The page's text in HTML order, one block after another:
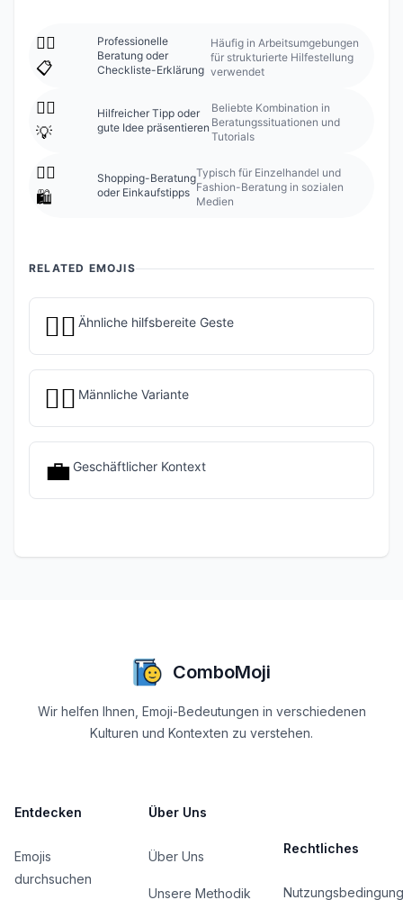
💁‍♀️
📋
Professionelle
Beratung oder
Checkliste-Erklärung
Häufig in Arbeitsumgebungen
für strukturierte Hilfestellung
verwendet
💁‍♀️
💡
Hilfreicher Tipp oder
gute Idee präsentieren
Beliebte Kombination in
Beratungssituationen und
Tutorials
💁‍♀️
🛍️
Shopping-Beratung
oder Einkaufstipps
Typisch für Einzelhandel und
Fashion-Beratung in sozialen
Medien
RELATED EMOJIS
🙋‍♀️ Ähnliche hilfsbereite Geste
💁‍♂️ Männliche Variante
💼 Geschäftlicher Kontext
ComboMoji
Wir helfen Ihnen, Emoji-Bedeutungen in verschiedenen
Kulturen und Kontexten zu verstehen.
Entdecken
Emojis
durchsuchen
Über Uns
Über Uns
Unsere Methodik
Rechtliches